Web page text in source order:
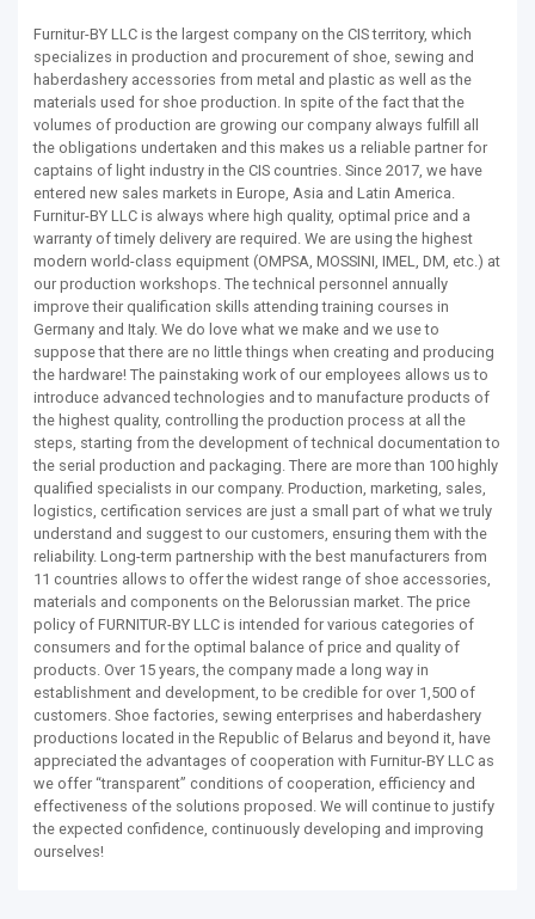
Furnitur-BY LLC is the largest company on the CIS territory, which
specializes in production and procurement of shoe, sewing and
haberdashery accessories from metal and plastic as well as the
materials used for shoe production. In spite of the fact that the
volumes of production are growing our company always fulfill all
the obligations undertaken and this makes us a reliable partner for
captains of light industry in the CIS countries. Since 2017, we have
entered new sales markets in Europe, Asia and Latin America.
Furnitur-BY LLC is always where high quality, optimal price and a
warranty of timely delivery are required. We are using the highest
modern world-class equipment (OMPSA, MOSSINI, IMEL, DM, etc.) at
our production workshops. The technical personnel annually
improve their qualification skills attending training courses in
Germany and Italy. We do love what we make and we use to
suppose that there are no little things when creating and producing
the hardware! The painstaking work of our employees allows us to
introduce advanced technologies and to manufacture products of
the highest quality, controlling the production process at all the
steps, starting from the development of technical documentation to
the serial production and packaging. There are more than 100 highly
qualified specialists in our company. Production, marketing, sales,
logistics, certification services are just a small part of what we truly
understand and suggest to our customers, ensuring them with the
reliability. Long-term partnership with the best manufacturers from
11 countries allows to offer the widest range of shoe accessories,
materials and components on the Belorussian market. The price
policy of FURNITUR-BY LLC is intended for various categories of
consumers and for the optimal balance of price and quality of
products. Over 15 years, the company made a long way in
establishment and development, to be credible for over 1,500 of
customers. Shoe factories, sewing enterprises and haberdashery
productions located in the Republic of Belarus and beyond it, have
appreciated the advantages of cooperation with Furnitur-BY LLC as
we offer “transparent” conditions of cooperation, efficiency and
effectiveness of the solutions proposed. We will continue to justify
the expected confidence, continuously developing and improving
ourselves!